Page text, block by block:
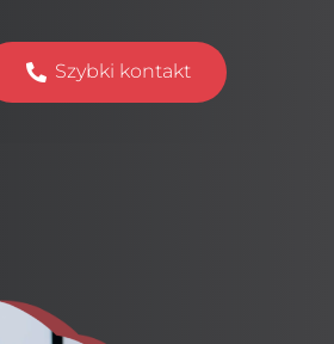
Szybki kontakt